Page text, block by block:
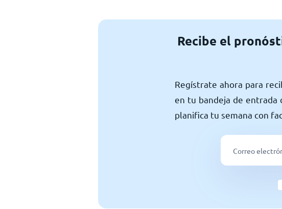
Recibe el
Regístrate ahora para
en tu bandeja de entrada
planifica tu semana con